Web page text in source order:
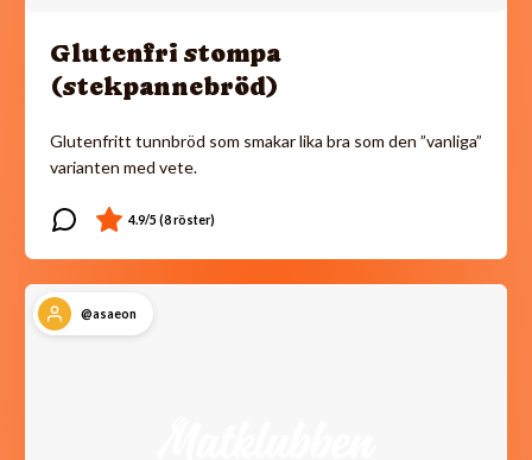
Glutenfri stompa
(stekpannebröd)
Glutenfritt tunnbröd som smakar lika bra som den ”vanliga”
varianten med vete.
@asaeon